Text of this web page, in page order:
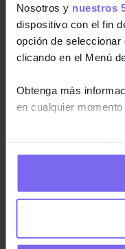
Nosotros y nuestros
dispositivo con el fin
opción de
clicando en el Menú
Obtenga más
en cualquier
información sobre el